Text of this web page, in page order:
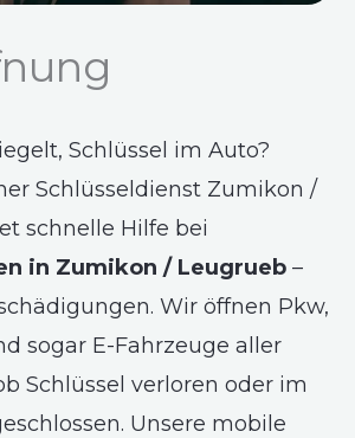
Schlüssel im Auto?
Schlüsseldienst Zumikon /
schnelle Hilfe bei
in Zumikon / Leugrueb –
Wir öffnen Pkw,
sogar E-Fahrzeuge aller
Schlüssel verloren oder im
Unsere mobile